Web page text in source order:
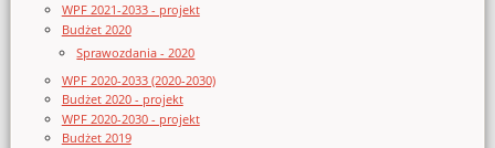
WPF 2021-2033 - projekt
Budżet 2020
Sprawozdania - 2020
WPF 2020-2033 (2020-2030)
Budżet 2020 - projekt
WPF 2020-2030 - projekt
Budżet 2019